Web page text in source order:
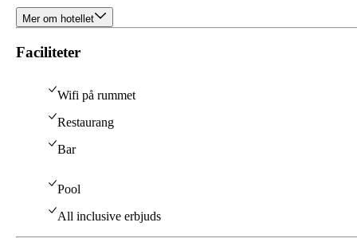
Mer om hotellet
Faciliteter
Wifi på rummet
Restaurang
Bar
Pool
All inclusive erbjuds